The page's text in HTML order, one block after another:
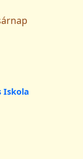
Iskola